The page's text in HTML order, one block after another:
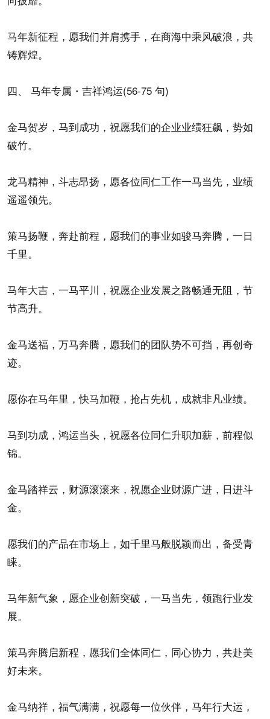
马年新征程，愿我们并肩携手，在商海中乘风破浪，共
铸辉煌。
四、 马年专属・吉祥鸿运(56-75 句)
金马贺岁，马到成功，祝愿我们的企业业绩狂飙，势如
破竹。
龙马精神，斗志昂扬，愿各位同仁工作一马当先，业绩
遥遥领先。
策马扬鞭，奔赴前程，愿我们的事业如骏马奔腾，一日
千里。
马年大吉，一马平川，祝愿企业发展之路畅通无阻，节
节高升。
金马送福，万马奔腾，愿我们的团队势不可挡，再创奇
迹。
愿你在马年里，快马加鞭，抢占先机，成就非凡业绩。
马到功成，鸿运当头，祝愿各位同仁升职加薪，前程似
锦。
金马踏祥云，财源滚滚来，祝愿企业财源广进，日进斗
金。
愿我们的产品在市场上，如千里马般脱颖而出，备受青
睐。
马年新气象，愿企业创新突破，一马当先，领跑行业发
展。
策马奔腾启新程，愿我们全体同仁，同心协力，共赴美
好未来。
金马纳祥，福气满满，祝愿每一位伙伴，马年行大运，